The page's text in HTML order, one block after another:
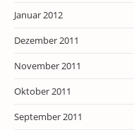
Januar 2012
Dezember 2011
November 2011
Oktober 2011
September 2011